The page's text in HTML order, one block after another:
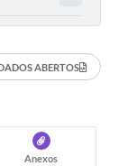
ABERTOS
Anexos